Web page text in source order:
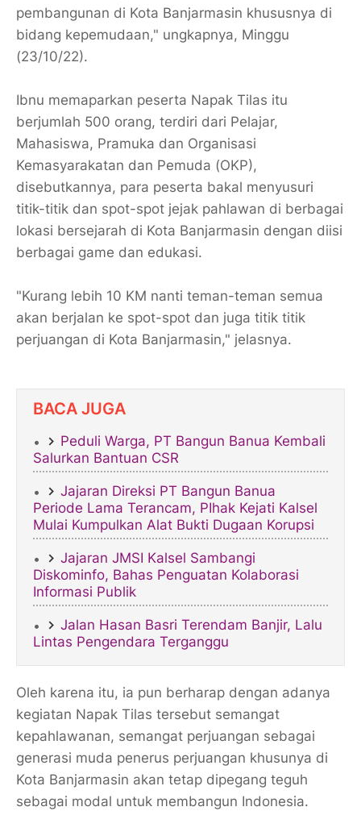
pembangunan di Kota Banjarmasin khususnya di
bidang kepemudaan," ungkapnya, Minggu
(23/10/22).
Ibnu memaparkan peserta Napak Tilas itu
berjumlah 500 orang, terdiri dari Pelajar,
Mahasiswa, Pramuka dan Organisasi
Kemasyarakatan dan Pemuda (OKP),
disebutkannya, para peserta bakal menyusuri
titik-titik dan spot-spot jejak pahlawan di berbagai
lokasi bersejarah di Kota Banjarmasin dengan diisi
berbagai game dan edukasi.
"Kurang lebih 10 KM nanti teman-teman semua
akan berjalan ke spot-spot dan juga titik titik
perjuangan di Kota Banjarmasin," jelasnya.
BACA JUGA
Peduli Warga, PT Bangun Banua Kembali
Salurkan Bantuan CSR
Jajaran Direksi PT Bangun Banua
Periode Lama Terancam, PIhak Kejati Kalsel
Mulai Kumpulkan Alat Bukti Dugaan Korupsi
Jajaran JMSI Kalsel Sambangi
Diskominfo, Bahas Penguatan Kolaborasi
Informasi Publik
Jalan Hasan Basri Terendam Banjir, Lalu
Lintas Pengendara Terganggu
Oleh karena itu, ia pun berharap dengan adanya
kegiatan Napak Tilas tersebut semangat
kepahlawanan, semangat perjuangan sebagai
generasi muda penerus perjuangan khusunya di
Kota Banjarmasin akan tetap dipegang teguh
sebagai modal untuk membangun Indonesia.